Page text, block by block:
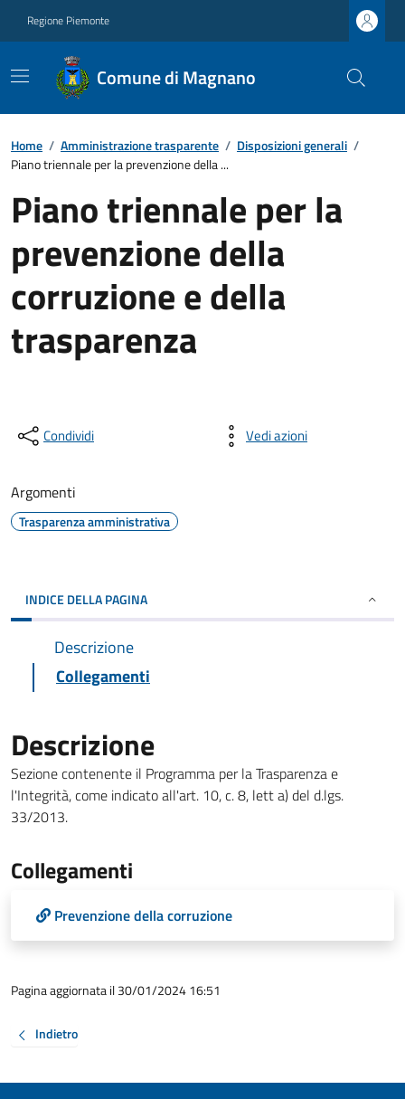
Regione Piemonte
Comune di Magnano
Home / Amministrazione trasparente / Disposizioni generali /
Piano triennale per la prevenzione della ...
Piano triennale per la
prevenzione della
corruzione e della
trasparenza
Condividi Vedi azioni
Argomenti
Trasparenza amministrativa
INDICE DELLA PAGINA
Descrizione
Collegamenti
Descrizione
Sezione contenente il Programma per la Trasparenza e
l'Integrità, come indicato all'art. 10, c. 8, lett a) del d.lgs.
33/2013.
Collegamenti
Prevenzione della corruzione
Pagina aggiornata il 30/01/2024 16:51
Indietro